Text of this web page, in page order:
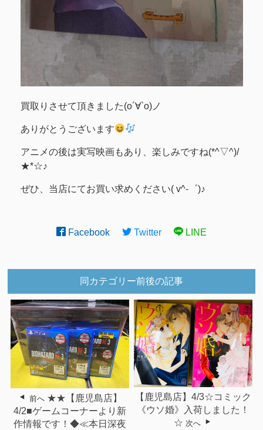
買取りさせて頂きました(о´∀`о)ノ
ありがとうございます
アニメの後は実写映画もあり、楽しみですね(*^▽^)/
★*☆♪
ぜひ、当店にてお買い求めください( v^-゜)♪
Facebook Twitter LINE
同カテゴリー前後の記事
前へ ★★【鹿児島店】
4/2■ゲームコーナーより新
作情報です！◆≪本日深夜
【鹿児島店】4/3☆コミック
《ウソ婚》入荷しました！
☆ 次へ